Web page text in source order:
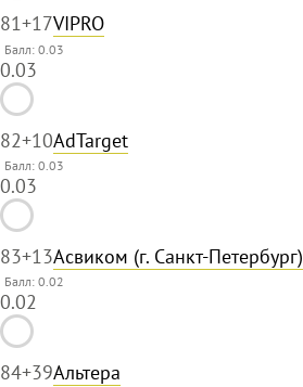
81+17VIPRO
Балл: 0.03
0.03
82+10AdTarget
Балл: 0.03
0.03
83+13Асвиком (г. Санкт-Петербург)
Балл: 0.02
0.02
84+39Альтера